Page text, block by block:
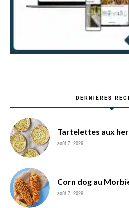
DERNIÈRES
Tartelettes aux
août 7, 2026
Corn dog au
août 7, 2026